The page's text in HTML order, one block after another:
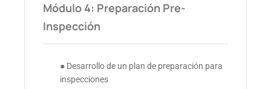
Módulo 4: Preparación Pre-
Inspección
● Desarrollo de un plan de preparación para
inspecciones